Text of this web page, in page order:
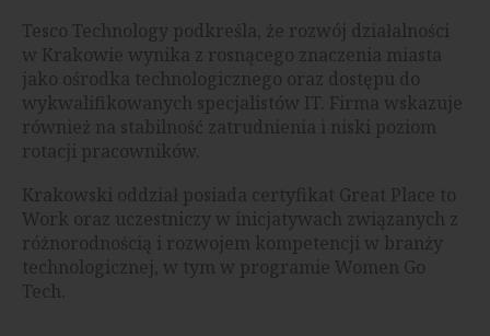
Tesco Technology podkreśla, że rozwój działalności
w Krakowie wynika z rosnącego znaczenia miasta
jako ośrodka technologicznego oraz dostępu do
wykwalifikowanych specjalistów IT. Firma wskazuje
również na stabilność zatrudnienia i niski poziom
rotacji pracowników.
Krakowski oddział posiada certyfikat Great Place to
Work oraz uczestniczy w inicjatywach związanych z
różnorodnością i rozwojem kompetencji w branży
technologicznej, w tym w programie Women Go
Tech.